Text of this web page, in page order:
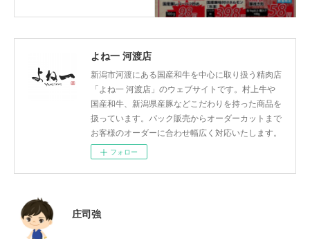
よね一 河渡店
新潟市河渡にある国産和牛を中心に取り扱う精肉店
「よね一 河渡店」のウェブサイトです。村上牛や
国産和牛、新潟県産豚などこだわりを持った商品を
扱っています。パック販売からオーダーカットまで
お客様のオーダーに合わせ幅広く対応いたします。
フォロー
庄司強